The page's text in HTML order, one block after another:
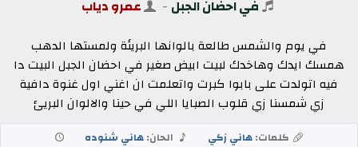
في احضان الجبل - عمرو دياب
في يوم والشمس طالعة بالوانها البريئة ولمستها الدهب
همسك ايدك وهاخدك لبيت ابيض صغير في احضان الجبل البيت دا
فيه اتولدت على بابوا كبرت واتعلمت ان اغني اول غنوة دافية
زي شمسنا زي قلوب الصبايا اللي في حينا والالوان البريئ
كلمات:هاني زكي الحان:هاني شنوده